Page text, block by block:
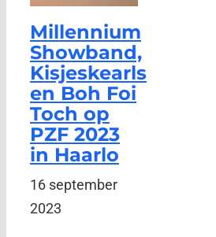
Millennium
Showband,
Kisjeskearls
en Boh Foi
Toch op
PZF 2023
in Haarlo
16 september
2023